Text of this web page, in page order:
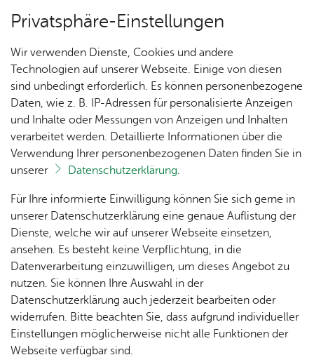
Un­se­re Ort­schaft
Ak­tu­
1250
Jahre
Ai­lin­
gen
Zah­
len,
Daten
& Fak­
ten
Ai­lin­
ger
Fe­ri­
en­
Orts­
vor­
& Ort­
schaft
s­rat
Ver­
eins­le­
ben
Ak­ti­on
mein­
sinn
Ai­lin­
gen
Öf­
fent­li­
Bil­der
Orts­
plan
Aus­bil­
dung
& of­fe­
Ver­an­stal­tun­gen
Oops, an error oc­cur­red! Re­quest: bd9268245452c
Orts­ver­wal­tung Ai­lin­gen
Haupt­stra­ße 2
88048 Fried­richs­ha­fen
Tel. +49 7541 507-0
Kon­takt­for­mu­lar
Wei­te­re Infos
Orts­plan
Privatsphäre-Einstellungen
Wir verwenden Dienste, Cookies und andere
Technologien auf unserer Webseite. Einige von diesen
sind unbedingt erforderlich. Es können personenbezogene
Daten, wie z. B. IP-Adressen für personalisierte Anzeigen
und Inhalte oder Messungen von Anzeigen und Inhalten
verarbeitet werden. Detaillierte Informationen über die
Verwendung Ihrer personenbezogenen Daten finden Sie in
unserer
Datenschutzerklärung.
Für Ihre informierte Einwilligung können Sie sich gerne in
unserer Datenschutzerklärung eine genaue Auflistung der
Dienste, welche wir auf unserer Webseite einsetzen,
ansehen. Es besteht keine Verpflichtung, in die
Datenverarbeitung einzuwilligen, um dieses Angebot zu
nutzen. Sie können Ihre Auswahl in der
Datenschutzerklärung auch jederzeit bearbeiten oder
widerrufen. Bitte beachten Sie, dass aufgrund individueller
Einstellungen möglicherweise nicht alle Funktionen der
Webseite verfügbar sind.